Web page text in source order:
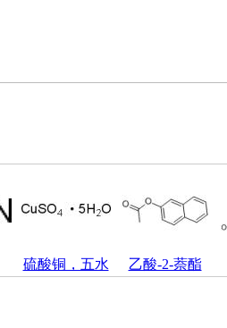
硫酸铜，五水 乙酸-2-萘酯